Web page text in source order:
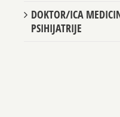
DOKTOR/ICA
PSIHIJATRIJE